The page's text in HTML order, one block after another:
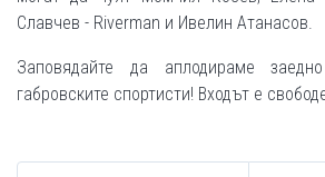
Славчев - Riverman и Ивелин Атанасов.
Заповядайте да аплодираме
габровските спортисти! Входът е